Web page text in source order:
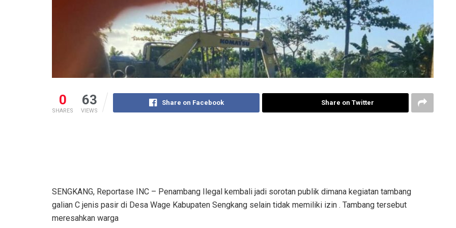
0
SHARES
63
VIEWS
Share on Facebook Share on Twitter
SENGKANG, Reportase INC – Penambang Ilegal kembali jadi sorotan publik dimana kegiatan tambang
galian C jenis pasir di Desa Wage Kabupaten Sengkang selain tidak memiliki izin . Tambang tersebut
meresahkan warga